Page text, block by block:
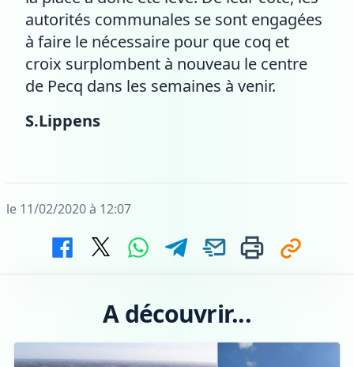
autorités communales se sont engagées
à faire le nécessaire pour que coq et
croix surplombent à nouveau le centre
de Pecq dans les semaines à venir.
S.Lippens
le 11/02/2020 à 12:07
A découvrir...